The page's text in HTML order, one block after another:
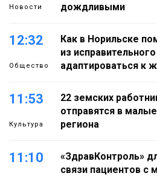
Новости
дождливыми
12:32
Общество
Как в Норильске
из
адаптироваться к
11:53
Культура
22 земских
отправятся в
региона
11:10
«ЗдравКонтроль»
связи пациентов